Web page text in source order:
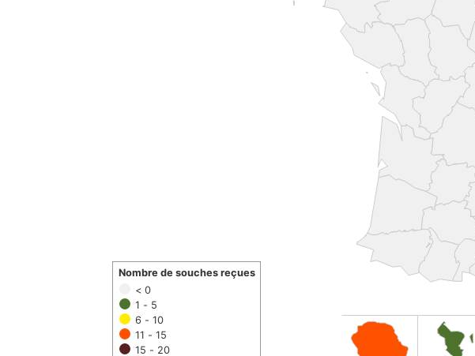
< 0
1 - 5
6 - 10
11 - 15
15 - 20
Nombre de souches reçues